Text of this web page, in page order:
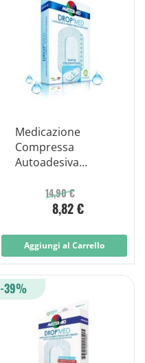
Medicazione
Compressa
Autoadesiva
Ipoallergenica
Aerata Master-aid
5 Pezzi
14,90 €
8,82 €
Aggiungi al Carrello
-39%